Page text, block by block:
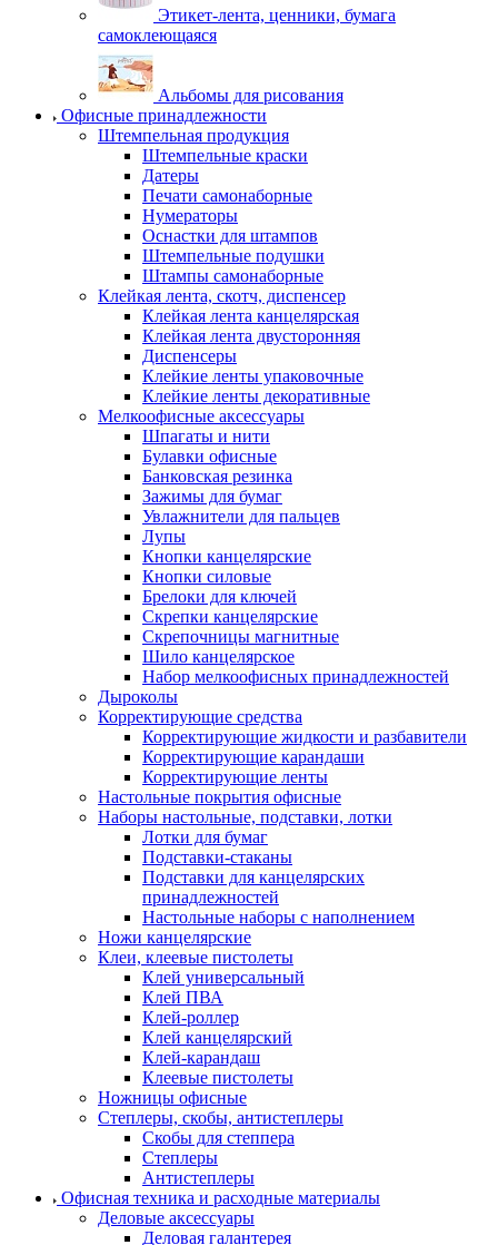
Этикет-лента, ценники, бумага
самоклеющаяся
Альбомы для рисования
Офисные принадлежности
Штемпельная продукция
Штемпельные краски
Датеры
Печати самонаборные
Нумераторы
Оснастки для штампов
Штемпельные подушки
Штампы самонаборные
Клейкая лента, скотч, диспенсер
Клейкая лента канцелярская
Клейкая лента двусторонняя
Диспенсеры
Клейкие ленты упаковочные
Клейкие ленты декоративные
Мелкоофисные аксессуары
Шпагаты и нити
Булавки офисные
Банковская резинка
Зажимы для бумаг
Увлажнители для пальцев
Лупы
Кнопки канцелярские
Кнопки силовые
Брелоки для ключей
Скрепки канцелярские
Скрепочницы магнитные
Шило канцелярское
Набор мелкоофисных принадлежностей
Дыроколы
Корректирующие средства
Корректирующие жидкости и разбавители
Корректирующие карандаши
Корректирующие ленты
Настольные покрытия офисные
Наборы настольные, подставки, лотки
Лотки для бумаг
Подставки-стаканы
Подставки для канцелярских
принадлежностей
Настольные наборы с наполнением
Ножи канцелярские
Клеи, клеевые пистолеты
Клей универсальный
Клей ПВА
Клей-роллер
Клей канцелярский
Клей-карандаш
Клеевые пистолеты
Ножницы офисные
Степлеры, скобы, антистеплеры
Скобы для степпера
Степлеры
Антистеплеры
Офисная техника и расходные материалы
Деловые аксессуары
Деловая галантерея